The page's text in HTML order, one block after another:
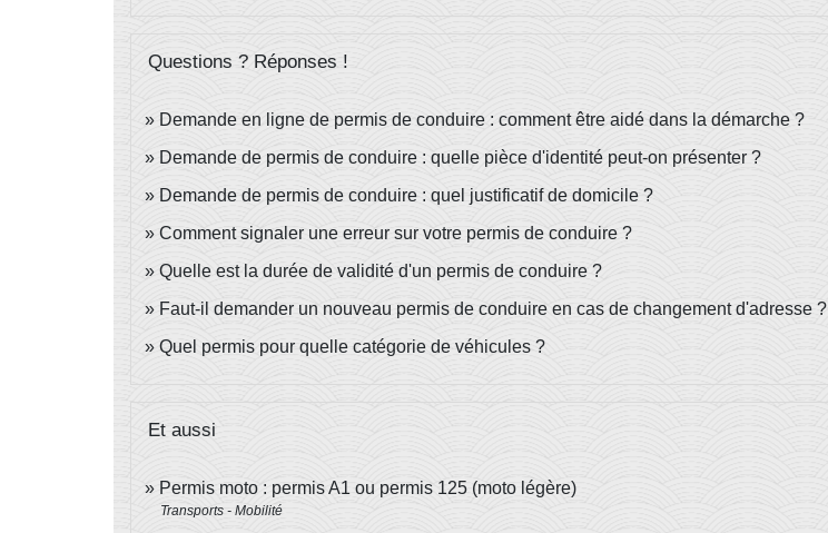
Questions ? Réponses !
Demande en ligne de permis de conduire : comment être aidé dans la démarche ?
Demande de permis de conduire : quelle pièce d'identité peut-on présenter ?
Demande de permis de conduire : quel justificatif de domicile ?
Comment signaler une erreur sur votre permis de conduire ?
Quelle est la durée de validité d'un permis de conduire ?
Faut-il demander un nouveau permis de conduire en cas de changement d'adresse ?
Quel permis pour quelle catégorie de véhicules ?
Et aussi
Permis moto : permis A1 ou permis 125 (moto légère)
Transports - Mobilité